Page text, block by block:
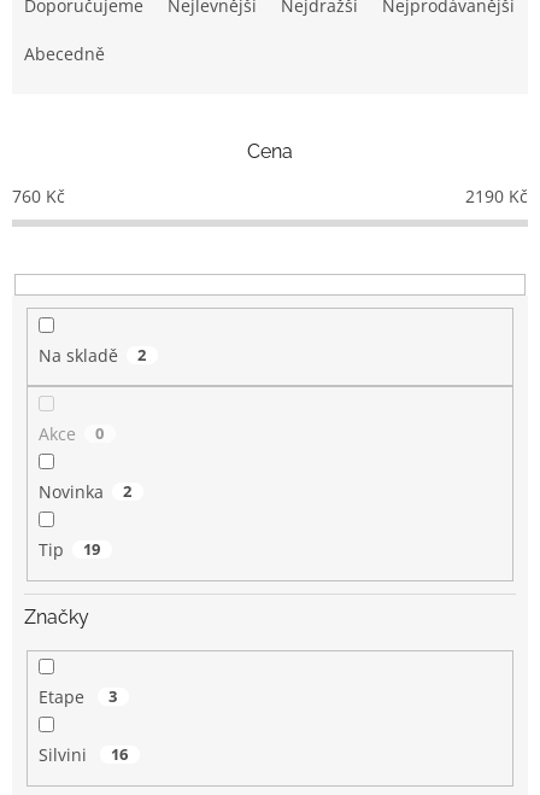
e
o
d
k
t
Doporučujeme Nejlevnější Nejdražší Nejprodávanější
Abecedně
Cena
760 Kč 2190 Kč
Na skladě 2
Akce 0
Novinka 2
Tip 19
Značky
Etape 3
Silvini 16